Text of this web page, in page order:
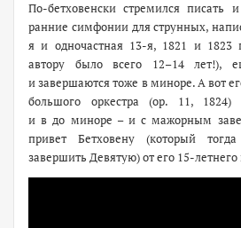
По-бетховенски стремился писать
ранние симфонии для струнных,
я и одночастная 13-я, 1821 и 1823
автору было всего 12–14 лет!),
и завершаются тоже в миноре. А вот
большого оркестра (ор. 11, 1824)
и в до миноре – и с мажорным
привет Бетховену (который
завершить Девятую) от его 15-летнего